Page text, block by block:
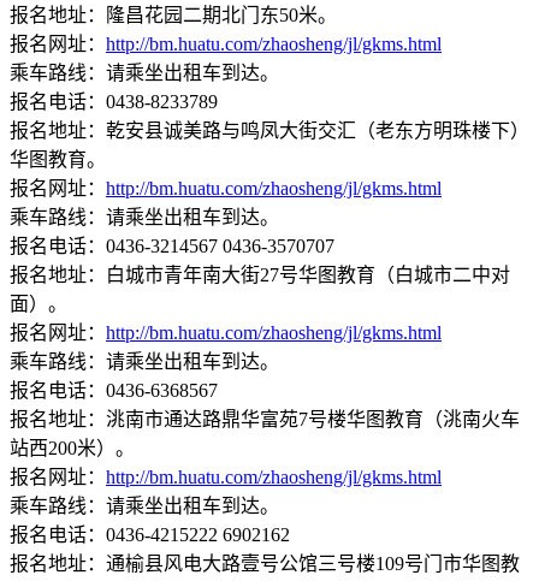
报名地址：隆昌花园二期北门东50米。
报名网址： http://bm.huatu.com/zhaosheng/jl/gkms.html
乘车路线：请乘坐出租车到达。
报名电话：0438-8233789
报名地址：乾安县诚美路与鸣凤大街交汇（老东方明珠楼下）
华图教育。
报名网址： http://bm.huatu.com/zhaosheng/jl/gkms.html
乘车路线：请乘坐出租车到达。
报名电话：0436-3214567 0436-3570707
报名地址：白城市青年南大街27号华图教育（白城市二中对
面）。
报名网址： http://bm.huatu.com/zhaosheng/jl/gkms.html
乘车路线：请乘坐出租车到达。
报名电话：0436-6368567
报名地址：洮南市通达路鼎华富苑7号楼华图教育（洮南火车
站西200米）。
报名网址： http://bm.huatu.com/zhaosheng/jl/gkms.html
乘车路线：请乘坐出租车到达。
报名电话：0436-4215222 6902162
报名地址：通榆县风电大路壹号公馆三号楼109号门市华图教